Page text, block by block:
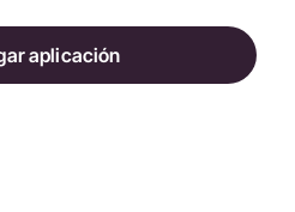
aplicación